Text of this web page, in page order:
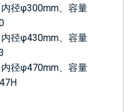
径φ300mm、容量
径φ430mm、容量
径φ470mm、容量